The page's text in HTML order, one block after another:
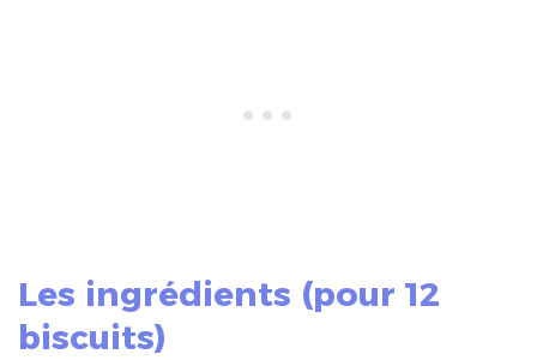
Les ingrédients (pour 12
biscuits)